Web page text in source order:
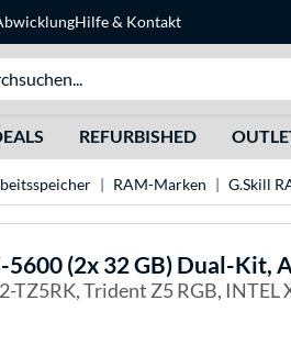
Hilfe& Kontakt
REFURBISHED
RAM-Marken G.Skill
(2x 32 GB) Dual-Kit,
TZ5RK, Trident Z5 RGB, INTEL